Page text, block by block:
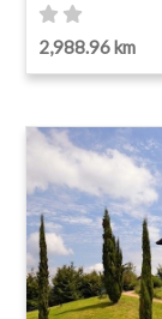
2,988.96 km